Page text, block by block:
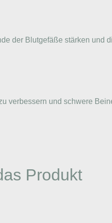
der Blutgefäße stärken und
verbessern und schwere
Produkt